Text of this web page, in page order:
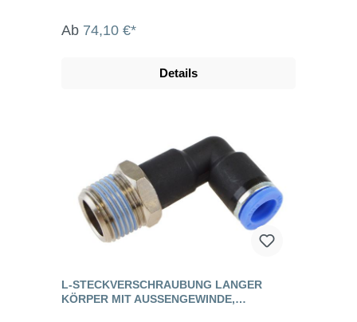
Ab 74,10 €*
Details
L-STECKVERSCHRAUBUNG LANGER
KÖRPER MIT AUSSENGEWINDE, S